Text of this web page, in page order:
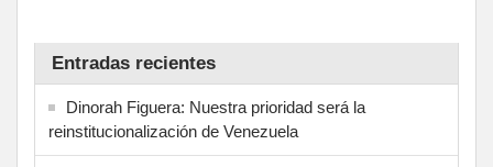
Entradas recientes
Dinorah Figuera: Nuestra prioridad será la
reinstitucionalización de Venezuela